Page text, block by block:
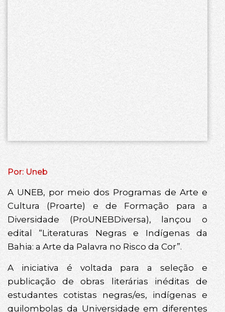
Por: Uneb
A UNEB, por meio dos Programas de Arte e
Cultura (Proarte) e de Formação para a
Diversidade (ProUNEBDiversa), lançou o
edital “Literaturas Negras e Indígenas da
Bahia: a Arte da Palavra no Risco da Cor”.
A iniciativa é voltada para a seleção e
publicação de obras literárias inéditas de
estudantes cotistas negras/es, indígenas e
quilombolas da Universidade em diferentes